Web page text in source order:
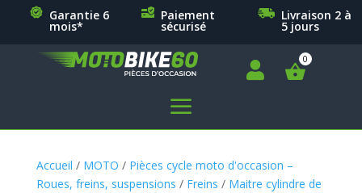
Garantie 6
mois*
Paiement
sécurisé
Livraison 2 à
5 jours

a
Accueil / MOTO / Pièces cycle moto d'occasion –
Roues, freins, suspensions / Freins / Maitre cylindre de